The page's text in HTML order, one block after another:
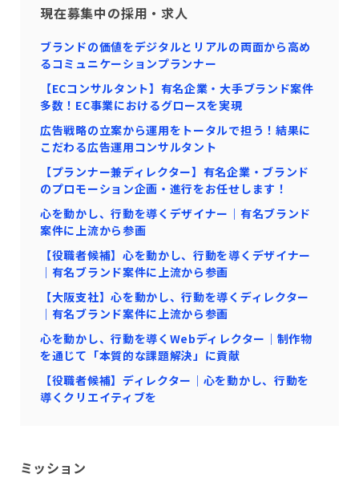
現在募集中の採用・求人
ブランドの価値をデジタルとリアルの両面から高め
るコミュニケーションプランナー
【ECコンサルタント】有名企業・大手ブランド案件
多数！EC事業におけるグロースを実現
広告戦略の立案から運用をトータルで担う！結果に
こだわる広告運用コンサルタント
【プランナー兼ディレクター】有名企業・ブランド
のプロモーション企画・進行をお任せします！
心を動かし、行動を導くデザイナー｜有名ブランド
案件に上流から参画
【役職者候補】心を動かし、行動を導くデザイナー
｜有名ブランド案件に上流から参画
【大阪支社】心を動かし、行動を導くディレクター
｜有名ブランド案件に上流から参画
心を動かし、行動を導くWebディレクター｜制作物
を通じて「本質的な課題解決」に貢献
【役職者候補】ディレクター｜心を動かし、行動を
導くクリエイティブを
ミッション